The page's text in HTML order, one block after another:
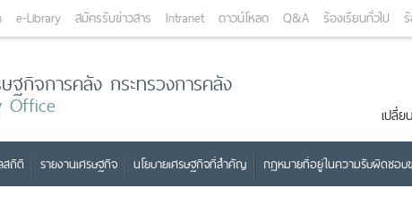
e-Library สมัครรับข่าวสาร Intranet ดาวน์โหลด Q&A ร้องเรียนทั่วไป
ฐกิจการคลัง กระทรวงการคลัง
Office เปลี่
สถิติ รายงานเศรษฐกิจ นโยบายเศรษฐกิจที่สำคัญ กฎหมายที่อยู่ในความรับผิดชอบ